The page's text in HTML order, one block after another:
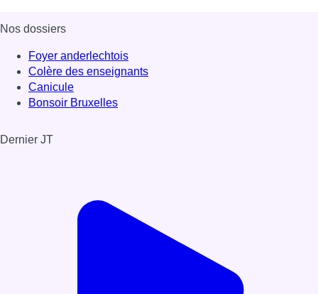
Nos dossiers
Foyer anderlechtois
Colère des enseignants
Canicule
Bonsoir Bruxelles
Dernier JT